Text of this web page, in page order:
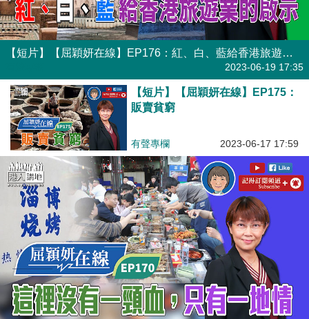
【短片】【屈穎妍在線】EP176：紅、白、藍給香港旅遊業的啟示
2023-06-19 17:35
【短片】【屈穎妍在線】EP175：
販賣貧窮
有聲專欄 2023-06-17 17:59